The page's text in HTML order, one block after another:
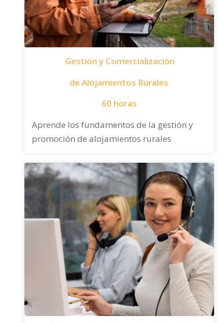
Gestión y Comercialización
de Alojamientos Rurales
60 horas
Aprende los fundamentos de la gestión y
promoción de alojamientos rurales